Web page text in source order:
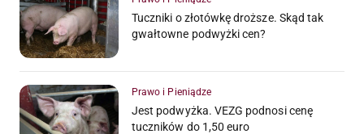
Tuczniki o złotówkę droższe. Skąd tak
gwałtowne podwyżki cen?
Prawo i Pieniądze
Jest podwyżka. VEZG podnosi cenę
tuczników do 1,50 euro